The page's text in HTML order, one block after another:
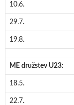
10.6.
29.7.
19.8.
ME družstev U23:
18.5.
22.7.